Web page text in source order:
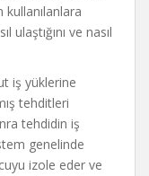
ulaştığını ve nasıl
iş yüklerine
tehditleri
tehdidin iş
genelinde
izole eder ve